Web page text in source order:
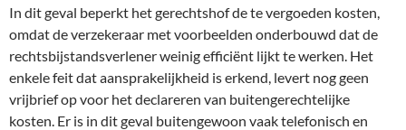
In dit geval beperkt het gerechtshof de te vergoeden kosten,
omdat de verzekeraar met voorbeelden onderbouwd dat de
rechtsbijstandsverlener weinig efficiënt lijkt te werken. Het
enkele feit dat aansprakelijkheid is erkend, levert nog geen
vrijbrief op voor het declareren van buitengerechtelijke
kosten. Er is in dit geval buitengewoon vaak telefonisch en